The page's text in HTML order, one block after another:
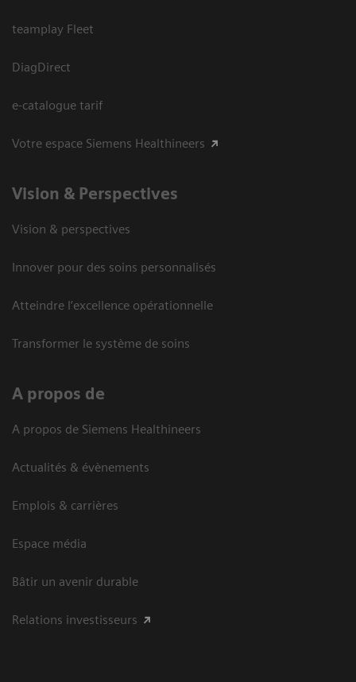
teamplay Fleet
DiagDirect
e-catalogue tarif
Votre espace Siemens Healthineers
Vision ​& Perspectives
Vision & perspectives
Innover pour des soins personnalisés
Atteindre l’excellence opérationnelle
Transformer le système de soins
A propos de
A propos de Siemens Healthineers
Actualités & évènements
Emplois & carrières
Espace média
Bâtir un avenir durable
Relations investisseurs